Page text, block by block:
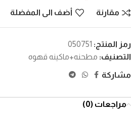
مقارنة أضف الى المفضلة
رمز المنتج: 050751
التصنيف: مطحنه+ماكينه قهوه
مشاركة
مراجعات (0)